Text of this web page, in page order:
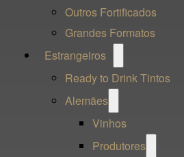
Outros Fortificados
Grandes Formatos
Estrangeiros
menu
Ready to Drink Tintos
Alemães
menu
Vinhos
Produtores